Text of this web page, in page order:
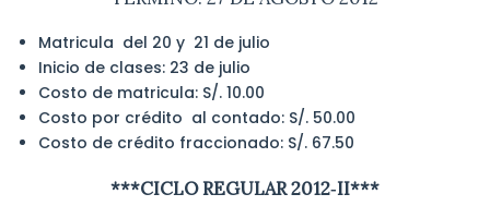
Matricula del 20 y 21 de julio
Inicio de clases: 23 de julio
Costo de matricula: S/. 10.00
Costo por crédito al contado: S/. 50.00
Costo de crédito fraccionado: S/. 67.50
***CICLO REGULAR 2012‐II***